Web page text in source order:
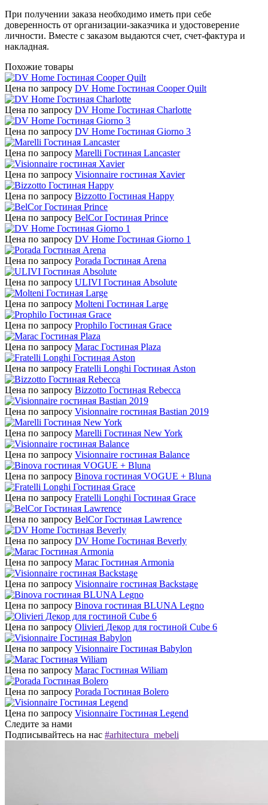
При получении заказа необходимо иметь при себе
доверенность от организации-заказчика и удостоверение
личности. Вместе с заказом выдаются счет, счет-фактура и
накладная.
Похожие товары
Цена по запросу DV Home Гостиная Cooper Quilt
Цена по запросу DV Home Гостиная Charlotte
Цена по запросу DV Home Гостиная Giorno 3
Цена по запросу Marelli Гостиная Lancaster
Цена по запросу Visionnaire гостиная Xavier
Цена по запросу Bizzotto Гостиная Happy
Цена по запросу BelCor Гостиная Prince
Цена по запросу DV Home Гостиная Giorno 1
Цена по запросу Porada Гостиная Arena
Цена по запросу ULIVI Гостиная Absolute
Цена по запросу Molteni Гостиная Large
Цена по запросу Prophilo Гостиная Grace
Цена по запросу Marac Гостиная Plaza
Цена по запросу Fratelli Longhi Гостиная Aston
Цена по запросу Bizzotto Гостиная Rebecca
Цена по запросу Visionnaire гостиная Bastian 2019
Цена по запросу Marelli Гостиная New York
Цена по запросу Visionnaire гостиная Balance
Цена по запросу Binova гостиная VOGUE + Bluna
Цена по запросу Fratelli Longhi Гостиная Grace
Цена по запросу BelCor Гостиная Lawrence
Цена по запросу DV Home Гостиная Beverly
Цена по запросу Marac Гостиная Armonia
Цена по запросу Visionnaire гостиная Backstage
Цена по запросу Binova гостиная BLUNA Legno
Цена по запросу Olivieri Декор для гостиной Cube 6
Цена по запросу Visionnaire Гостиная Babylon
Цена по запросу Marac Гостиная Wiliam
Цена по запросу Porada Гостиная Bolero
Цена по запросу Visionnaire Гостиная Legend
Следите за нами
Подписывайтесь на нас #arhitectura_mebeli